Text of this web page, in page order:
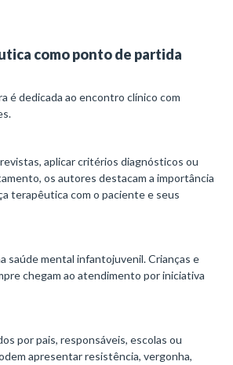
como ponto de partida
é dedicada ao encontro clínico com
aplicar critérios diagnósticos ou
os autores destacam a importância
terapêutica com o paciente e seus
saúde mental infantojuvenil. Crianças e
chegam ao atendimento por iniciativa
por pais, responsáveis, escolas ou
apresentar resistência, vergonha,